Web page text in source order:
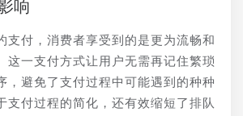
响
支付，消费者享受到的是更为流畅和
这一支付方式让用户无需再记住繁琐
，避免了支付过程中可能遇到的种种
支付过程的简化，还有效缩短了排队